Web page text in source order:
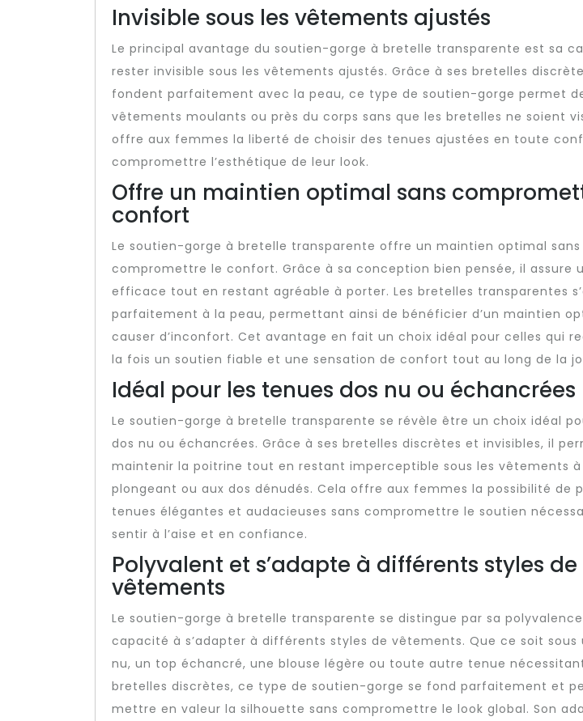
Invisible sous les vêtements ajustés
Le principal avantage du soutien-gorge à bretelle transparente est sa
rester invisible sous les vêtements ajustés. Grâce à ses bretelles
fondent parfaitement avec la peau, ce type de soutien-gorge permet
vêtements moulants ou près du corps sans que les bretelles ne soient
offre aux femmes la liberté de choisir des tenues ajustées en toute
compromettre l’esthétique de leur look.
Offre un maintien optimal sans
confort
Le soutien-gorge à bretelle transparente offre un maintien optimal sans
compromettre le confort. Grâce à sa conception bien pensée, il assure
efficace tout en restant agréable à porter. Les bretelles transparentes
parfaitement à la peau, permettant ainsi de bénéficier d’un maintien
causer d’inconfort. Cet avantage en fait un choix idéal pour celles qui
la fois un soutien fiable et une sensation de confort tout au long de la
Idéal pour les tenues dos nu ou échancrées
Le soutien-gorge à bretelle transparente se révèle être un choix idéal
dos nu ou échancrées. Grâce à ses bretelles discrètes et invisibles, il
maintenir la poitrine tout en restant imperceptible sous les vêtements
plongeant ou aux dos dénudés. Cela offre aux femmes la possibilité de
tenues élégantes et audacieuses sans compromettre le soutien
sentir à l’aise et en confiance.
Polyvalent et s’adapte à différents styles de
vêtements
Le soutien-gorge à bretelle transparente se distingue par sa
capacité à s’adapter à différents styles de vêtements. Que ce soit sous
nu, un top échancré, une blouse légère ou toute autre tenue
bretelles discrètes, ce type de soutien-gorge se fond parfaitement et
mettre en valeur la silhouette sans compromettre le look global. Son